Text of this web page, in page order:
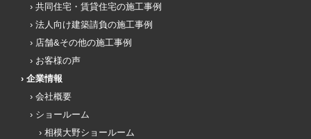
共同住宅・賃貸住宅の施工事例
法人向け建築請負の施工事例
店舗&その他の施工事例
お客様の声
企業情報
会社概要
ショールーム
相模大野ショールーム